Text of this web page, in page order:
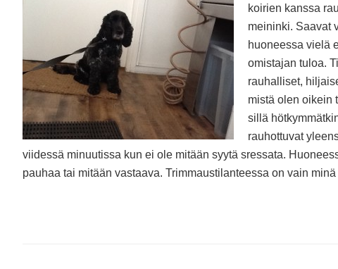
koirien kanssa
meininki. Saavat
huoneessa vielä
omistajan tuloa.
rauhalliset,
mistä olen oikein
sillä
rauhottuvat
viidessä minuutissa kun ei ole mitään syytä sressata.
pauhaa tai mitään vastaava. Trimmaustilanteessa on vain